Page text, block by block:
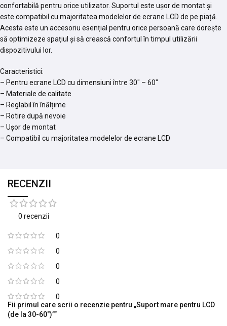
confortabilă pentru orice utilizator. Suportul este ușor de montat și
este compatibil cu majoritatea modelelor de ecrane LCD de pe piață.
Acesta este un accesoriu esențial pentru orice persoană care dorește
să optimizeze spațiul și să crească confortul în timpul utilizării
dispozitivului lor.
Caracteristici:
– Pentru ecrane LCD cu dimensiuni între 30″ – 60″
– Materiale de calitate
– Reglabil în înălțime
– Rotire după nevoie
– Ușor de montat
– Compatibil cu majoritatea modelelor de ecrane LCD
RECENZII
0 recenzii
0
0
0
0
0
Fii primul care scrii o recenzie pentru „Suport mare pentru LCD
(de la 30-60″)””